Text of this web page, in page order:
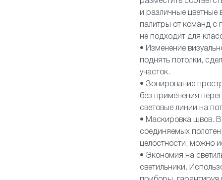
и различные цветные
палитры от команд с
не подходит для
• Изменение
поднять потолки,
участок.
• Зонирование
без применения
световые линии на
• Маскировка швов.
соединяемых
целостности, можно
• Экономия на
светильники.